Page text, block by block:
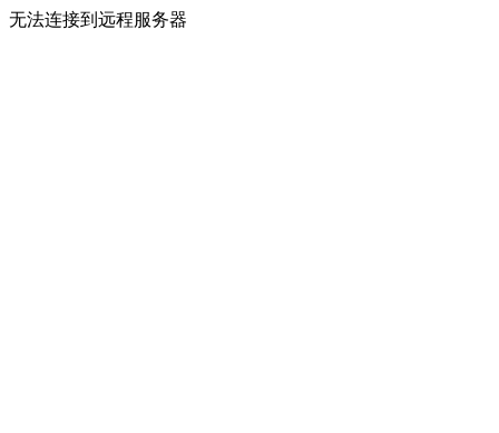
无法连接到远程服务器